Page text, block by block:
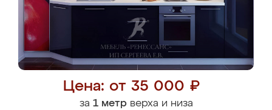
Цена: от 35 000 ₽
за 1 метрверха и низа